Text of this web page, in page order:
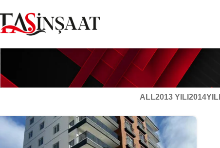
ALL2013 YILI 2014YILI